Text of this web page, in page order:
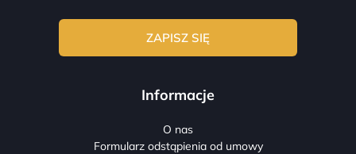
Informacje
O nas
Formularz odstąpienia od umowy